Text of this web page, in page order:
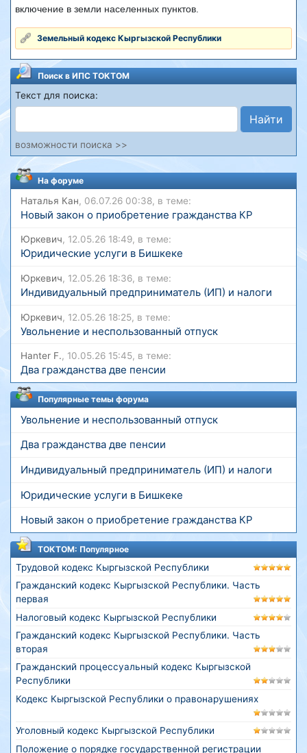
включение в земли населенных пунктов.
Земельный кодекс Кыргызской Республики
Поиск в ИПС ТОКТОМ
Текст для поиска:
Найти
возможности поиска >>
На форуме
Наталья Кан, 06.07.26 00:38, в теме:
Новый закон о приобретение гражданства КР
Юркевич, 12.05.26 18:49, в теме:
Юридические услуги в Бишкеке
Юркевич, 12.05.26 18:36, в теме:
Индивидуальный предприниматель (ИП) и налоги
Юркевич, 12.05.26 18:25, в теме:
Увольнение и неспользованный отпуск
Hanter F., 10.05.26 15:45, в теме:
Два гражданства две пенсии
Популярные темы форума
Увольнение и неспользованный отпуск
Два гражданства две пенсии
Индивидуальный предприниматель (ИП) и налоги
Юридические услуги в Бишкеке
Новый закон о приобретение гражданства КР
ТОКТОМ: Популярное
Трудовой кодекс Кыргызской Республики
Гражданский кодекс Кыргызской Республики. Часть
первая
Налоговый кодекс Кыргызской Республики
Гражданский кодекс Кыргызской Республики. Часть
вторая
Гражданский процессуальный кодекс Кыргызской
Республики
Кодекс Кыргызской Республики о правонарушениях
Уголовный кодекс Кыргызской Республики
Положение о порядке государственной регистрации